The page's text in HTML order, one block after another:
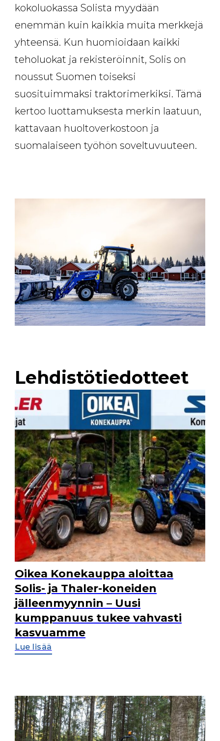
kokoluokassa Solista myydään
enemmän kuin kaikkia muita merkkejä
yhteensä. Kun huomioidaan kaikki
teholuokat ja rekisteröinnit, Solis on
noussut Suomen toiseksi
suosituimmaksi traktorimerkiksi. Tämä
kertoo luottamuksesta merkin laatuun,
kattavaan huoltoverkostoon ja
suomalaiseen työhön soveltuvuuteen.
Lehdistötiedotteet
Oikea Konekauppa aloittaa
Solis- ja Thaler-koneiden
jälleenmyynnin – Uusi
kumppanuus tukee vahvasti
kasvuamme
Lue lisää